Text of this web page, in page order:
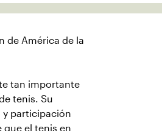
de América de la
tan importante
tenis. Su
y participación
que el tenis en